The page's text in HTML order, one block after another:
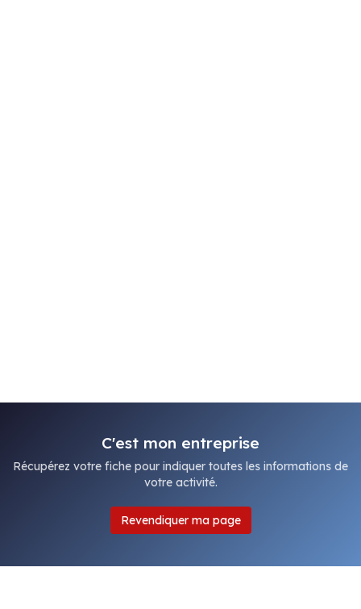
C'est mon entreprise
Récupérez votre fiche pour indiquer toutes les informations de
votre activité.
Revendiquer ma page